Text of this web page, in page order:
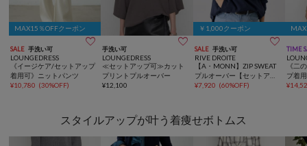
MAX15％OFFクーポン
SALE 手洗い可 
LOUNGEDRESS
《イージケア/セットアップ
着用可》ニットパンツ
¥10,780 (30%OFF)
手洗い可 
LOUNGEDRESS
≪セットアップ可≫カット
プリントプルオーバー
¥12,100
￥1,000クーポン
SALE 手洗い可 
RIVE DROITE
【A・MONN】ZIP SWEAT
プルオーバー【セットアッ
プ可】
¥7,920 (60%OFF)
TIME
《二
プ着
ジャ
¥
スタイルアップが叶う着痩せボトムス